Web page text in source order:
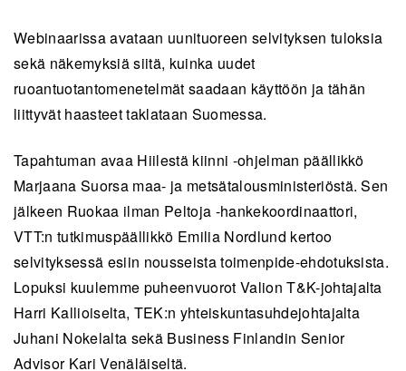
Webinaarissa avataan uunituoreen selvityksen tuloksia
sekä näkemyksiä siitä, kuinka uudet
ruoantuotantomenetelmät saadaan käyttöön ja tähän
liittyvät haasteet taklataan Suomessa.
Tapahtuman avaa Hiilestä kiinni -ohjelman päällikkö
Marjaana Suorsa maa- ja metsätalousministeriöstä. Sen
jälkeen Ruokaa ilman Peltoja -hankekoordinaattori,
VTT:n tutkimuspäällikkö Emilia Nordlund kertoo
selvityksessä esiin nousseista toimenpide-ehdotuksista.
Lopuksi kuulemme puheenvuorot Valion T&K-johtajalta
Harri Kallioiselta, TEK:n yhteiskuntasuhdejohtajalta
Juhani Nokelalta sekä Business Finlandin Senior
Advisor Kari Venäläiseltä.